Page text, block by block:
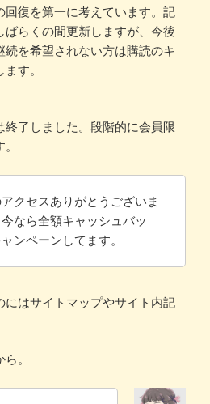
回復を第一に考えています。記
ばらくの間更新しますが、今後
続を希望されない方は購読のキ
す。
終了しました。段階的に会員限
クセスありがとうございま
今なら全額キャッシュバッ
ンペーンしてます。
にはサイトマップやサイト内記
。